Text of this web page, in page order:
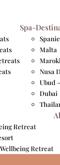
Spa-
Malta
Nusa
Ubud
Dubai
Retreat
Retreat